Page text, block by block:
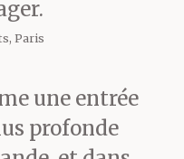
gens
Plus
qui le
Paris
une entrée
profonde